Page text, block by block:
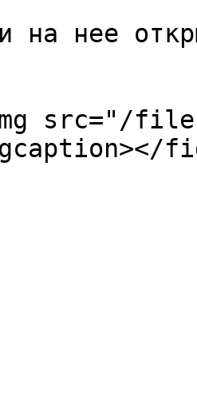
на нее
src="/